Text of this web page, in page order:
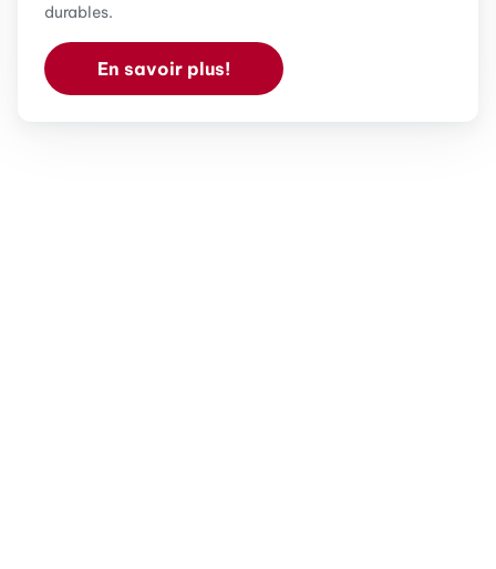
durables.
En savoir plus!